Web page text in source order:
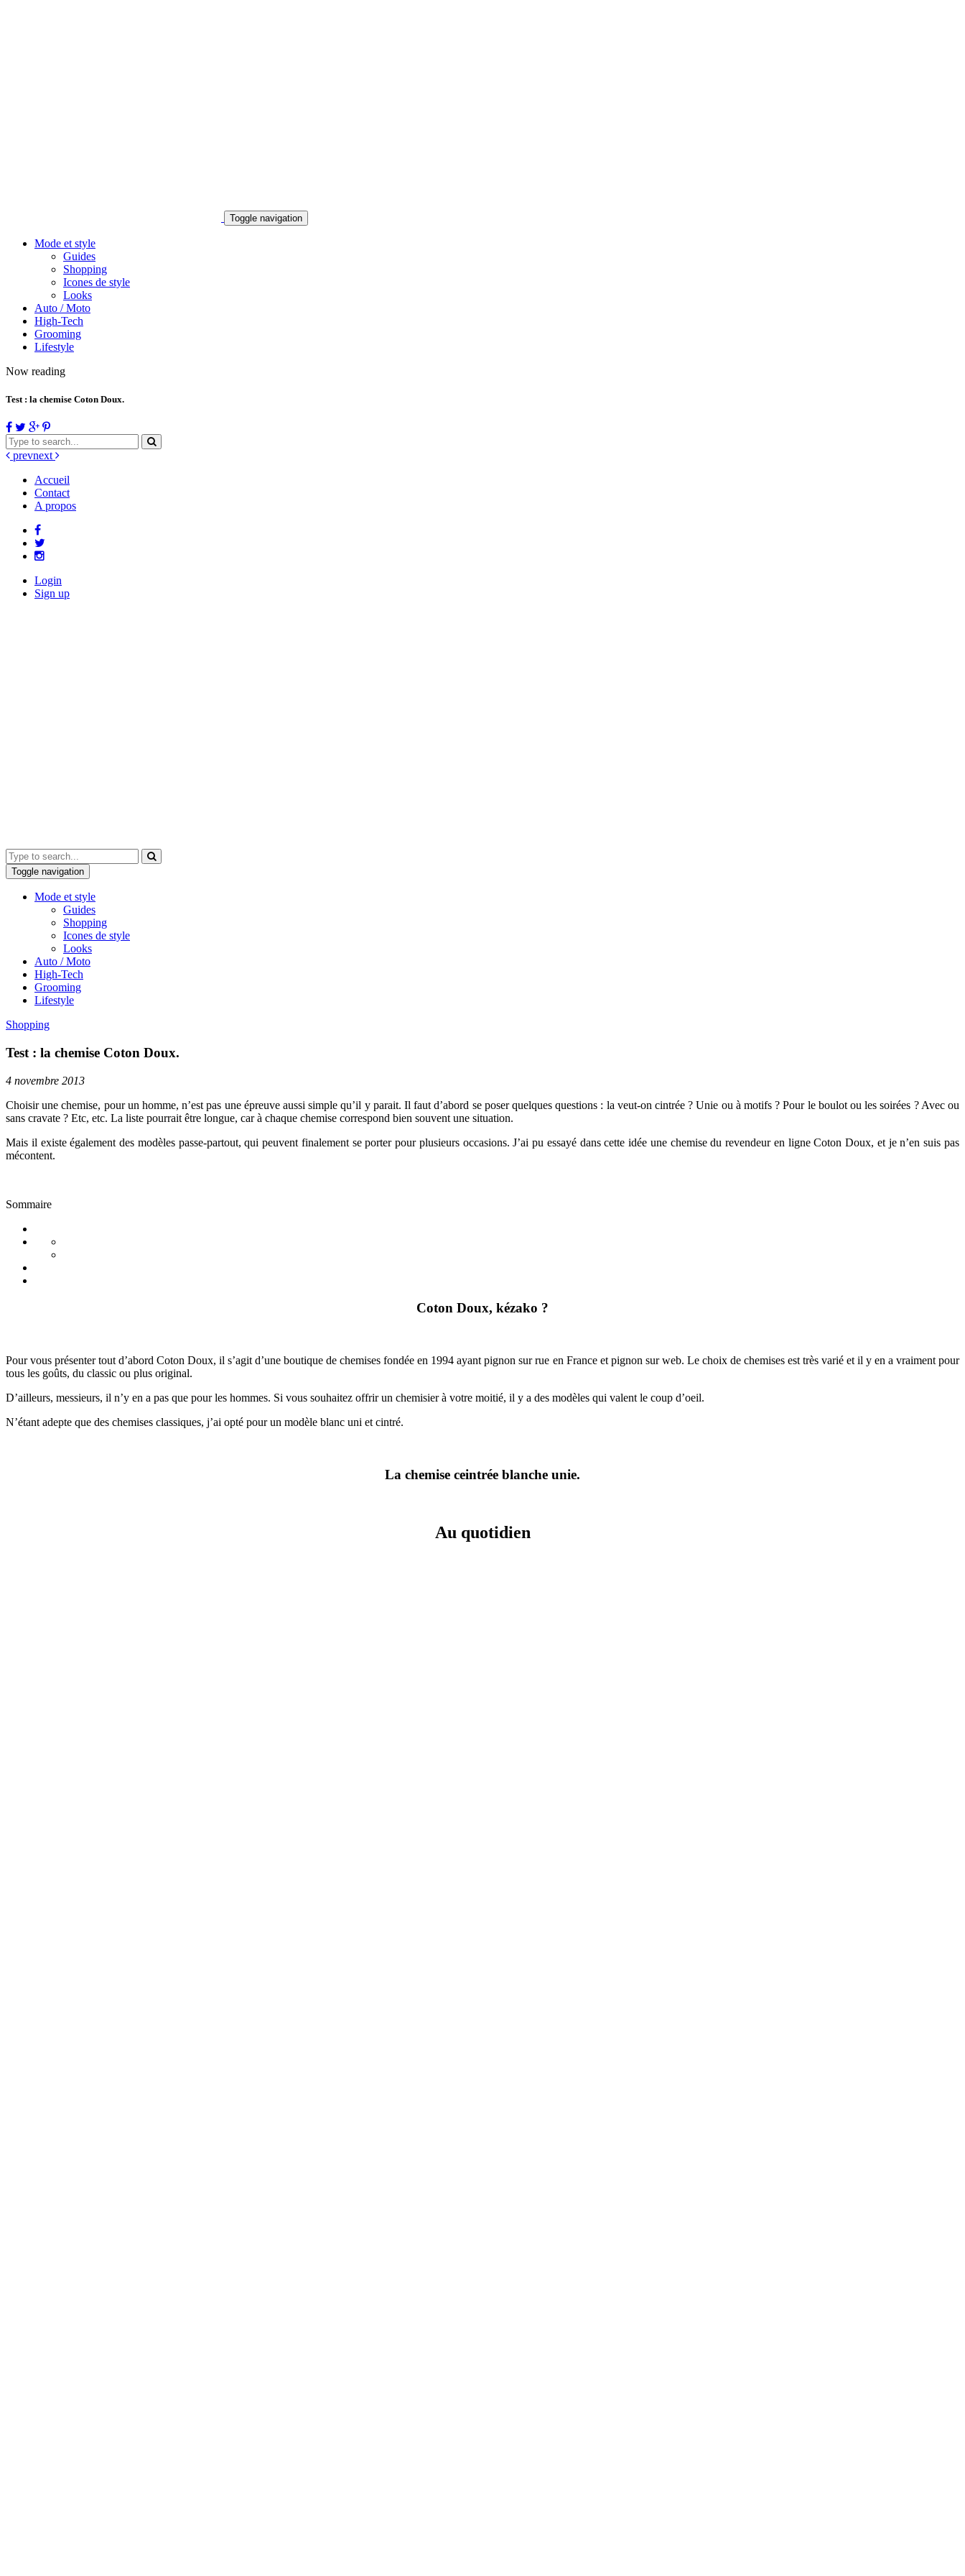
Toggle navigation
Mode et style
Guides
Shopping
Icones de style
Looks
Auto / Moto
High-Tech
Grooming
Lifestyle
Now reading
Test : la chemise Coton Doux.
prevnext
Accueil
Contact
A propos
Login
Sign up
Toggle navigation
Mode et style
Guides
Shopping
Icones de style
Looks
Auto / Moto
High-Tech
Grooming
Lifestyle
Shopping
Test : la chemise Coton Doux.
4 novembre 2013
Choisir une chemise, pour un homme, n’est pas une épreuve aussi simple qu’il y parait. Il faut d’abord se poser quelques questions : la veut-on cintrée ? Unie ou à motifs ? Pour le boulot ou les soirées ? Avec ou
sans cravate ? Etc, etc. La liste pourrait être longue, car à chaque chemise correspond bien souvent une situation.
Mais il existe également des modèles passe-partout, qui peuvent finalement se porter pour plusieurs occasions. J’ai pu essayé dans cette idée une chemise du revendeur en ligne Coton Doux, et je n’en suis pas
mécontent.
Sommaire
Coton Doux, kézako ?
Pour vous présenter tout d’abord Coton Doux, il s’agit d’une boutique de chemises fondée en 1994 ayant pignon sur rue en France et pignon sur web. Le choix de chemises est très varié et il y en a vraiment pour
tous les goûts, du classic ou plus original.
D’ailleurs, messieurs, il n’y en a pas que pour les hommes. Si vous souhaitez offrir un chemisier à votre moitié, il y a des modèles qui valent le coup d’oeil.
N’étant adepte que des chemises classiques, j’ai opté pour un modèle blanc uni et cintré.
La chemise ceintrée blanche unie.
Au quotidien